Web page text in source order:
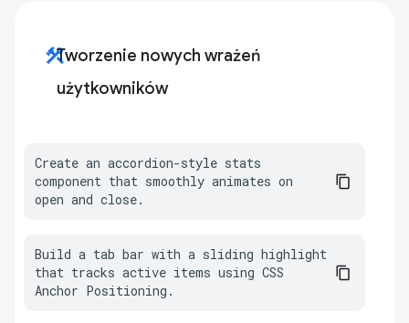
constructionTworzenie nowych wrażeń
użytkowników
Create an accordion-style stats
component that smoothly animates on
open and close.
Build a tab bar with a sliding highlight
that tracks active items using CSS
Anchor Positioning.